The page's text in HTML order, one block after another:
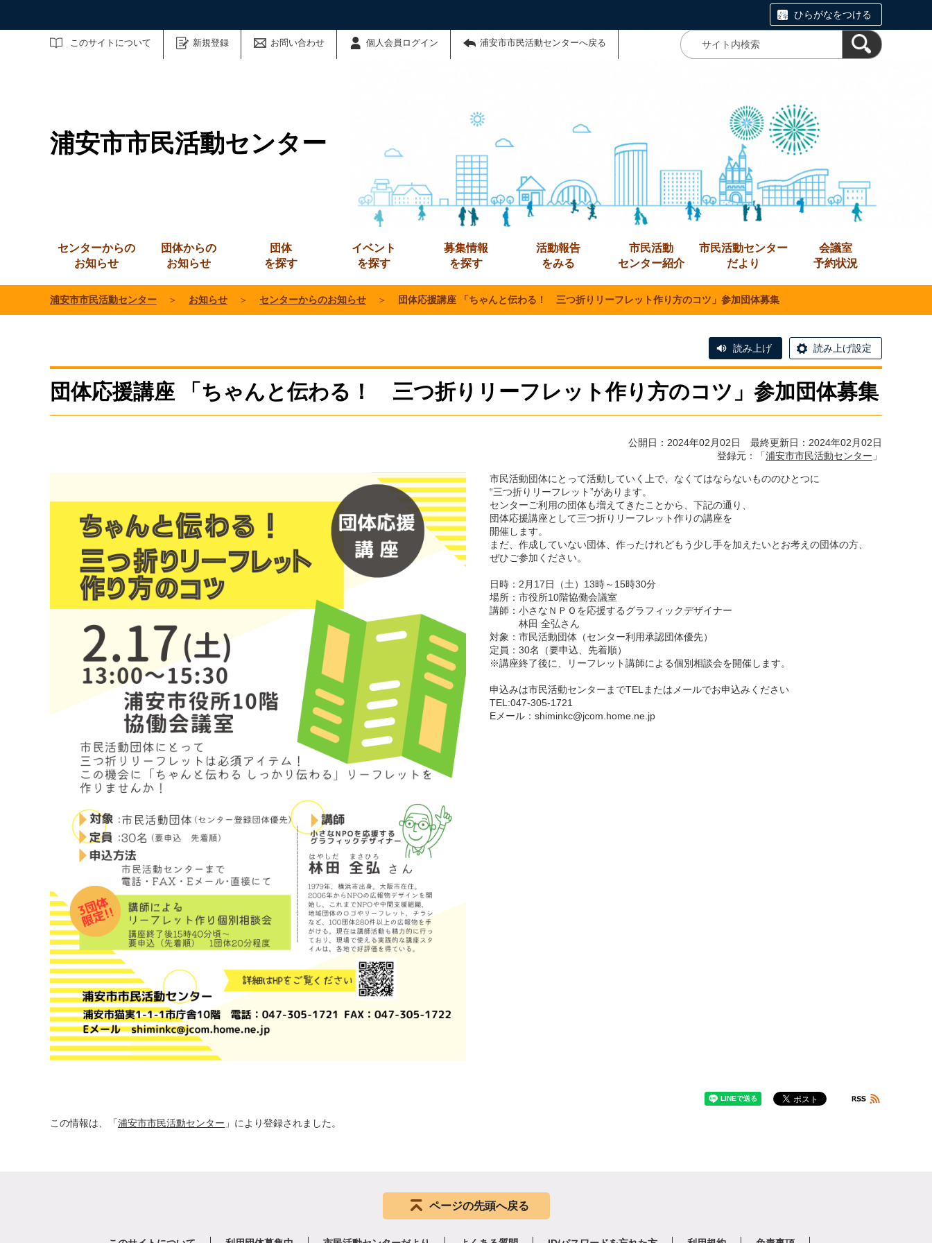
ひらがなをつける
このサイトについて 新規登録 お問い合わせ 個人会員ログイン 浦安市市民活動センターへ戻る
サイト内検索
浦安市市民活動センター
センターからの
お知らせ
団体からの
お知らせ
団体
を探す
イベント
を探す
募集情報
を探す
活動報告
をみる
市民活動
センター紹介
市民活動センター
だより
会議室
予約状況
浦安市市民活動センター ＞ お知らせ ＞ センターからのお知らせ ＞ 団体応援講座 「ちゃんと伝わる！ 三つ折りリーフレット作り方のコツ」参加団体募集
読み上げ 読み上げ設定
団体応援講座 「ちゃんと伝わる！ 三つ折りリーフレット作り方のコツ」参加団体募集
公開日：2024年02月02日 最終更新日：2024年02月02日
登録元：「浦安市市民活動センター 」
市民活動団体にとって活動していく上で、なくてはならないもののひとつに
“三つ折りリーフレット”があります。
センターご利用の団体も増えてきたことから、下記の通り、
団体応援講座として三つ折りリーフレット作りの講座を
開催します。
まだ、作成していない団体、作ったけれどもう少し手を加えたいとお考えの団体の方、
ぜひご参加ください。
日時：2月17日（土）13時～15時30分
場所：市役所10階協働会議室
講師：小さなＮＰＯを応援するグラフィックデザイナー
林田 全弘さん
対象：市民活動団体（センター利用承認団体優先）
定員：30名（要申込、先着順）
※講座終了後に、リーフレット講師による個別相談会を開催します。
申込みは市民活動センターまでTELまたはメールでお申込みください
TEL:047-305-1721
Eメール：shiminkc@jcom.home.ne.jp
この情報は、「浦安市市民活動センター 」により登録されました。
ページの先頭へ戻る